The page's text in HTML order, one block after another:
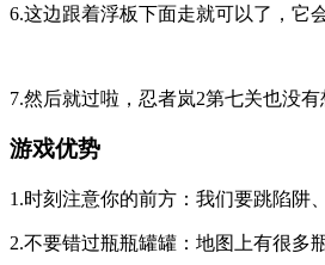
6.这边跟着浮板下面走就可以了，它
7.然后就过啦，忍者岚2第七关也没
游戏优势
1.时刻注意你的前方：我们要跳陷阱
2.不要错过瓶瓶罐罐：地图上有很多